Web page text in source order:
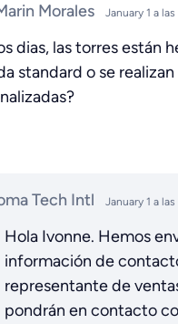
Morales January 1 a
dias, las torres están
standard o se realizan
Tech Intl January 1 a
Hola Ivonne. Hemos
información de
representante de
pondrán en contacto